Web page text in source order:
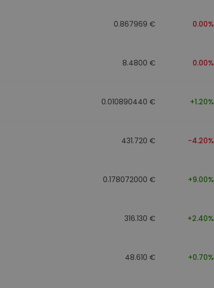
0.867969 € 0.00%
8.4800 € 0.00%
0.010890440 € +1.20%
431.720 € -4.20%
0.178072000 € +9.00%
316.130 € +2.40%
48.610 € +0.70%